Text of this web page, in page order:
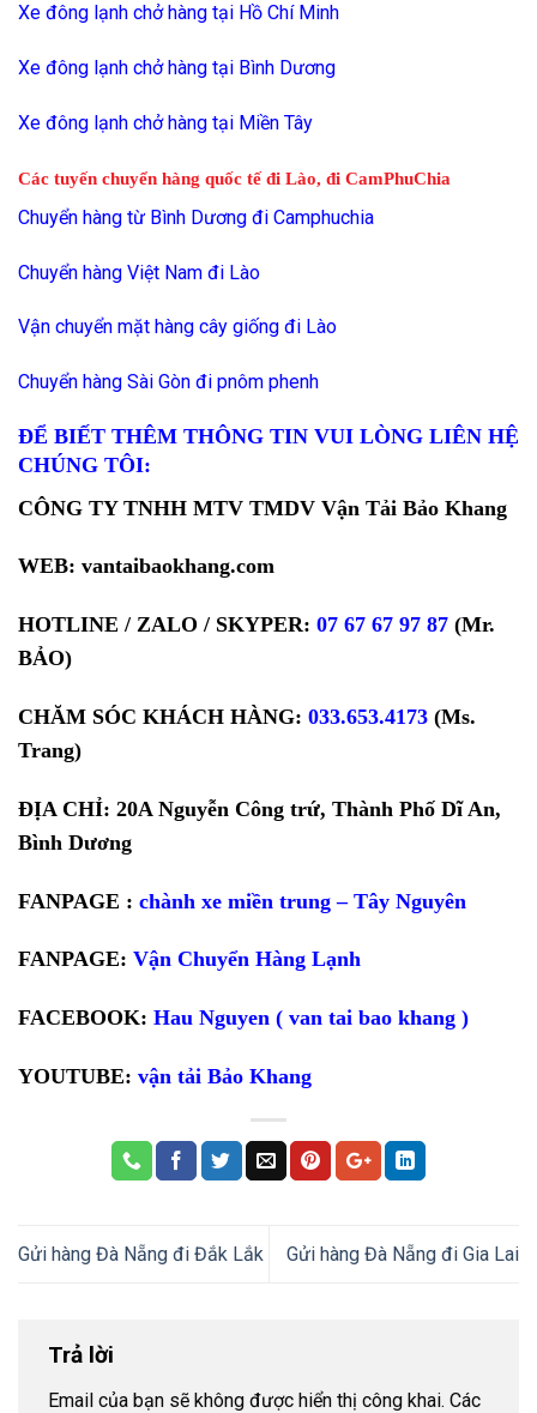
Xe đông lạnh chở hàng tại Hồ Chí Minh
Xe đông lạnh chở hàng tại Bình Dương
Xe đông lạnh chở hàng tại Miền Tây
Các tuyến chuyển hàng quốc tế đi Lào, đi CamPhuChia
Chuyển hàng từ Bình Dương đi Camphuchia
Chuyển hàng Việt Nam đi Lào
Vận chuyển mặt hàng cây giống đi Lào
Chuyển hàng Sài Gòn đi pnôm phenh
ĐỂ BIẾT THÊM THÔNG TIN VUI LÒNG LIÊN HỆ
CHÚNG TÔI:
CÔNG TY TNHH MTV TMDV Vận Tải Bảo Khang
WEB: vantaibaokhang.com
HOTLINE / ZALO / SKYPER: 07 67 67 97 87 (Mr.
BẢO)
CHĂM SÓC KHÁCH HÀNG: 033.653.4173 (Ms.
Trang)
ĐỊA CHỈ: 20A Nguyễn Công trứ, Thành Phố Dĩ An,
Bình Dương
FANPAGE : chành xe miền trung – Tây Nguyên
FANPAGE: Vận Chuyển Hàng Lạnh
FACEBOOK: Hau Nguyen ( van tai bao khang )
YOUTUBE: vận tải Bảo Khang
Gửi hàng Đà Nẵng đi Đắk Lắk Gửi hàng Đà Nẵng đi Gia Lai
Trả lời
Email của bạn sẽ không được hiển thị công khai. Các